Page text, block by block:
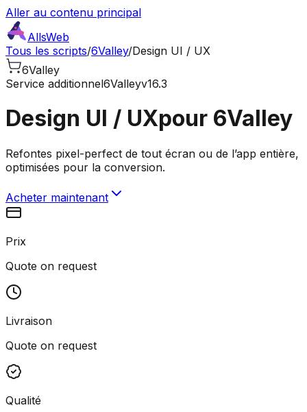
Aller au contenu principal
AllsWeb
Tous les scripts/6Valley/Design UI / UX
6Valley
Service additionnel6Valleyv16.3
Design UI / UXpour 6Valley
Refontes pixel-perfect de tout écran ou de l’app entière,
optimisées pour la conversion.
Acheter maintenant
Prix
Quote on request
Livraison
Quote on request
Qualité